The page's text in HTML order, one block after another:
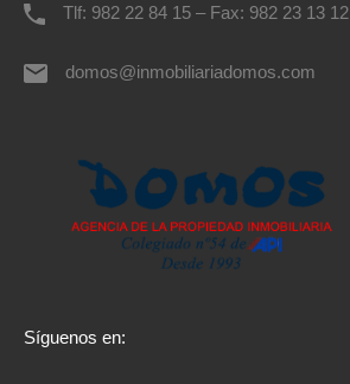
Tlf: 982 22 84 15 – Fax: 982 23 13 12
domos@inmobiliariadomos.com
Síguenos en: